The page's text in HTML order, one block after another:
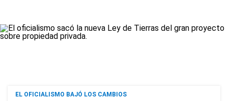
EL OFICIALISMO BAJÓ LOS CAMBIOS